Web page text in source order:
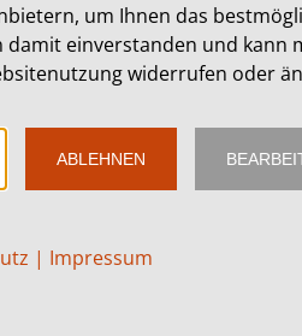
um Ihnen das
einverstanden und kann
widerrufen oder
ABLEHNEN
| Impressum